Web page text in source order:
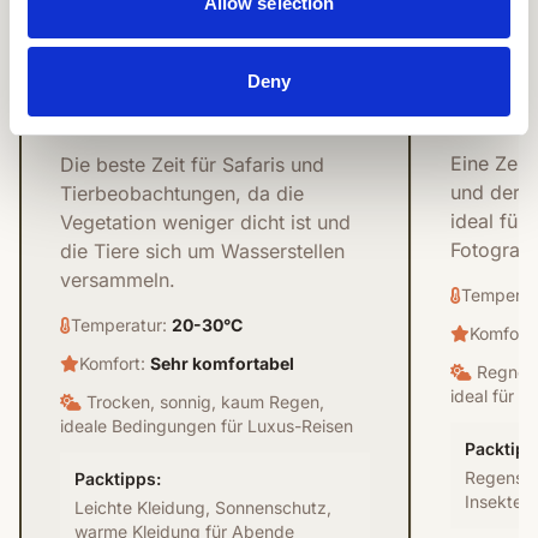
Deny
Trockenzeit
Die beste Zeit für Safaris und
Tierbeobachtungen, da die
Vegetation weniger dicht ist und
die Tiere sich um Wasserstellen
versammeln.
Temperatur: 20-30°C
Komfort: Sehr komfortabel
Trocken, sonnig, kaum Regen,
ideale Bedingungen für Luxus-Reisen
Packtipps:
Leichte Kleidung, Sonnenschutz,
warme Kleidung für Abende
Eine Zeit
und der
ideal für
ideal für